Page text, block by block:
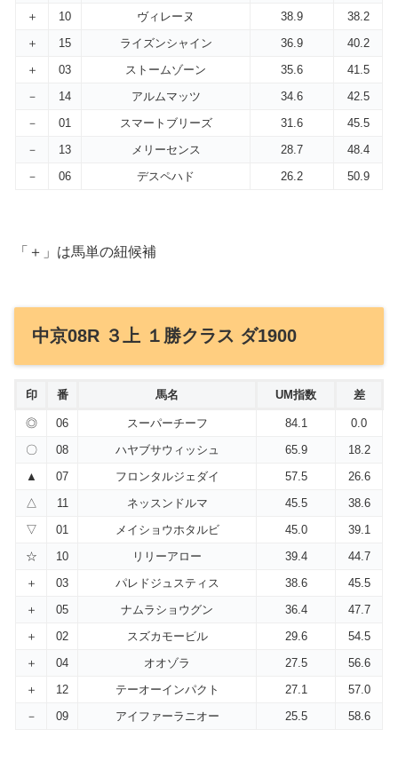
＋
10 ヴィレーヌ 38.9
38.2
＋
15 ライズンシャイン 36.9
40.2
＋
03 ストームゾーン 35.6
41.5
－
14 アルムマッツ 34.6
42.5
－
01 スマートブリーズ 31.6
45.5
－
13 メリーセンス 28.7
48.4
－
06 デスペハド 26.2 50.9
「＋」は馬単の紐候補
中京08R ３上 １勝クラス ダ1900
印 番 馬名 UM指数 差
◎ 06 スーパーチーフ 84.1
0.0
〇
08 ハヤブサウィッシュ 65.9
18.2
▲
07 フロンタルジェダイ 57.5
26.6
△
11 ネッスンドルマ 45.5
38.6
▽
01 メイショウホタルビ 45.0
39.1
☆
10 リリーアロー 39.4
44.7
＋
03 パレドジュスティス 38.6
45.5
＋
05 ナムラショウグン 36.4
47.7
＋
02 スズカモービル 29.6
54.5
＋
04 オオゾラ 27.5
56.6
＋
12 テーオーインパクト 27.1
57.0
－
09 アイファーラニオー 25.5 58.6